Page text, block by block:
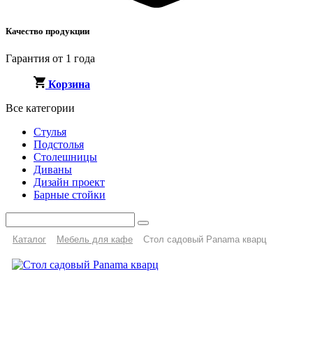
Качество продукции
Гарантия от 1 года
Корзина
Все категории
Стулья
Подстолья
Столешницы
Диваны
Дизайн проект
Барные стойки
Каталог Мебель для кафе Стол садовый Panama кварц